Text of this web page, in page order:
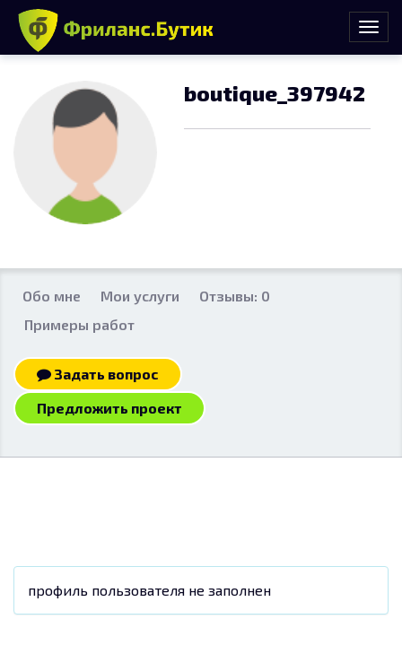
boutique_397942
Обо мне Мои услуги
Отзывы: 0
Примеры работ
Задать вопрос
Предложить проект
профиль пользователя не заполнен